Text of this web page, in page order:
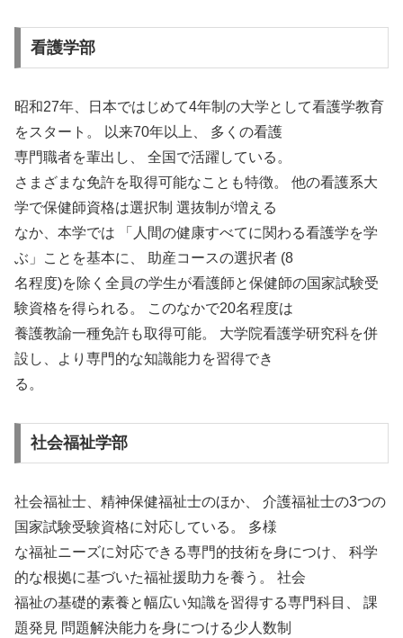
看護学部
昭和27年、日本ではじめて4年制の大学として看護学教育
をスタート。 以来70年以上、 多くの看護
専門職者を輩出し、 全国で活躍している。
さまざまな免許を取得可能なことも特徴。 他の看護系大
学で保健師資格は選択制 選抜制が増える
なか、本学では 「人間の健康すべてに関わる看護学を学
ぶ」ことを基本に、 助産コースの選択者 (8
名程度)を除く全員の学生が看護師と保健師の国家試験受
験資格を得られる。 このなかで20名程度は
養護教諭一種免許も取得可能。 大学院看護学研究科を併
設し、より専門的な知識能力を習得でき
る。
社会福祉学部
社会福祉士、精神保健福祉士のほか、 介護福祉士の3つの
国家試験受験資格に対応している。 多様
な福祉ニーズに対応できる専門的技術を身につけ、 科学
的な根拠に基づいた福祉援助力を養う。 社会
福祉の基礎的素養と幅広い知識を習得する専門科目、 課
題発見 問題解決能力を身につける少人数制